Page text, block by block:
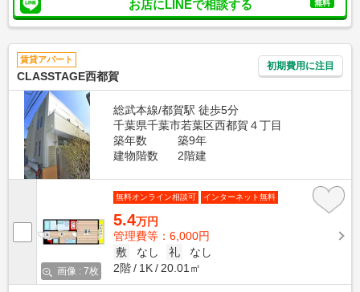
お店にLINEで相談する 無料
賃貸アパート
CLASSTAGE西都賀
初期費用に注目
総武本線/都賀駅 徒歩5分
千葉県千葉市若葉区西都賀４丁目
築年数
築9年
建物階数
2階建
画像 : 7枚
無料オンライン相談可 インターネット無料
5.4万円
管理費等：6,000円
敷
なし 礼
なし
2階
1K 20.01㎡